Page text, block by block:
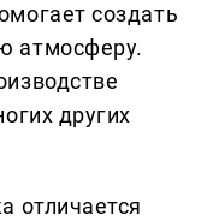
создать
атмосферу.
других
отличается